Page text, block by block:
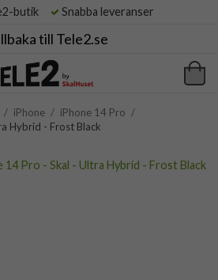
butik Snabba leveranser
till Tele2.se
/ iPhone / iPhone 14 Pro /
Hybrid - Frost Black